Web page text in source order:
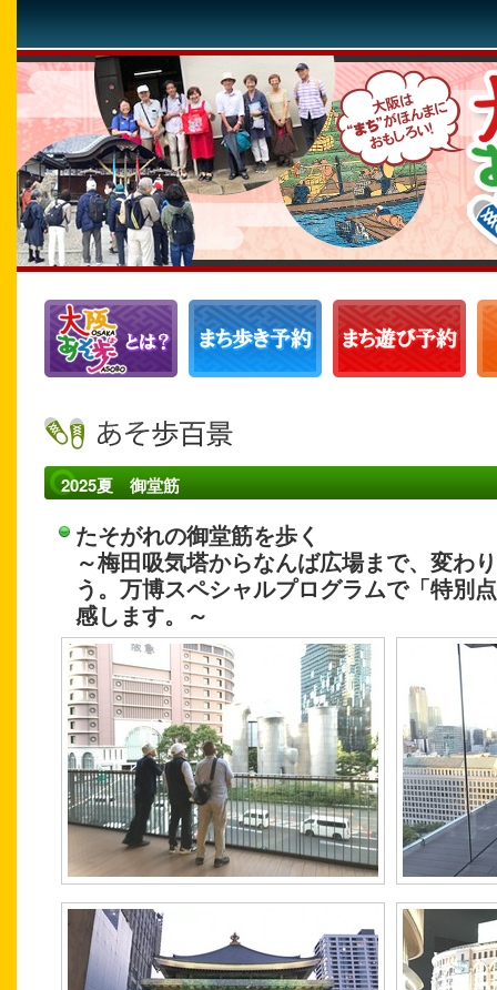
2025夏 御堂筋
たそがれの御堂筋を歩く
～梅田吸気塔からなんば広場まで、変わ
う。万博スペシャルプログラムで「特別
感します。～